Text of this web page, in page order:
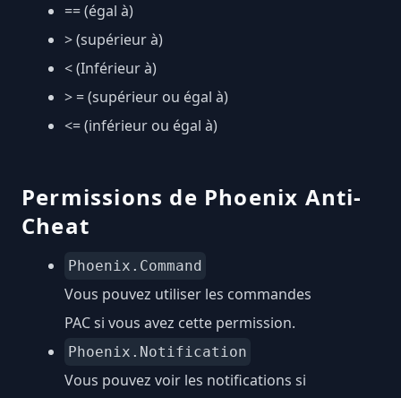
== (égal à)
> (supérieur à)
< (Inférieur à)
> = (supérieur ou égal à)
<= (inférieur ou égal à)
Permissions de Phoenix Anti-
Cheat
Phoenix.Command
Vous pouvez utiliser les commandes
PAC si vous avez cette permission.
Phoenix.Notification
Vous pouvez voir les notifications si